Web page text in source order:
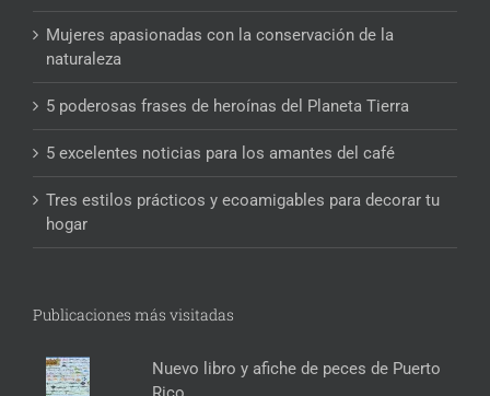
Mujeres apasionadas con la conservación de la
naturaleza
5 poderosas frases de heroínas del Planeta Tierra
5 excelentes noticias para los amantes del café
Tres estilos prácticos y ecoamigables para decorar tu
hogar
Publicaciones más visitadas
Nuevo libro y afiche de peces de Puerto